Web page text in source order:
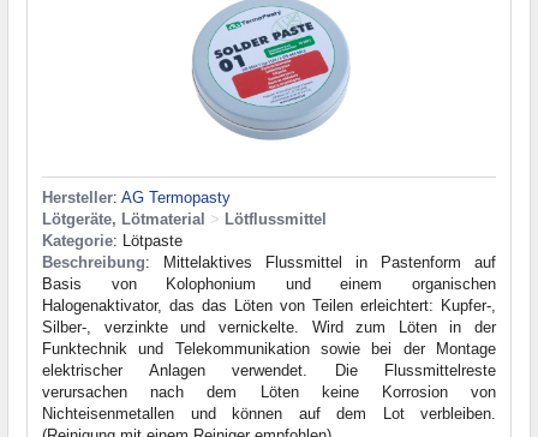
Hersteller: AG Termopasty
Lötgeräte, Lötmaterial > Lötflussmittel
Kategorie: Lötpaste
Beschreibung: Mittelaktives Flussmittel in Pastenform auf
Basis von Kolophonium und einem organischen
Halogenaktivator, das das Löten von Teilen erleichtert: Kupfer-,
Silber-, verzinkte und vernickelte. Wird zum Löten in der
Funktechnik und Telekommunikation sowie bei der Montage
elektrischer Anlagen verwendet. Die Flussmittelreste
verursachen nach dem Löten keine Korrosion von
Nichteisenmetallen und können auf dem Lot verbleiben.